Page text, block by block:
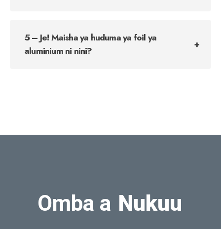
5 – Je! Maisha ya huduma ya foil ya
aluminium ni nini?
Omba a Nukuu